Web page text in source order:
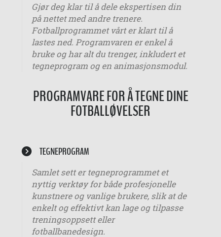
Gjør deg klar til å dele ekspertisen din
på nettet med andre trenere.
Fotballprogrammet vårt er klart til å
lastes ned. Programvaren er enkel å
bruke og har alt du trenger, inkludert et
tegneprogram og en animasjonsmodul.
PROGRAMVARE FOR Å TEGNE DINE
FOTBALLØVELSER
TEGNEPROGRAM
Samlet sett er tegneprogrammet et
nyttig verktøy for både profesjonelle
kunstnere og vanlige brukere, slik at de
enkelt og effektivt kan lage og tilpasse
treningsoppsett eller
fotballbanedesign.